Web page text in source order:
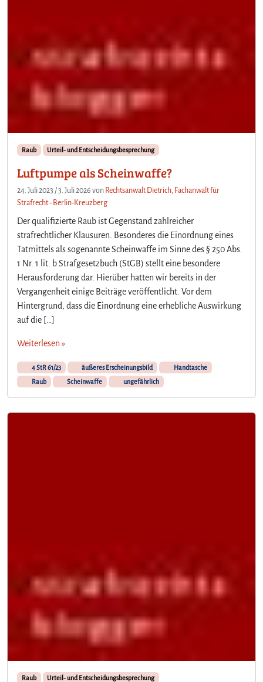
Raub Urteil- und Entscheidungsbesprechung
Luftpumpe als Scheinwaffe?
24. Juli 2023 /3. Juli 2026 von Rechtsanwalt Dietrich, Fachanwalt für
Strafrecht - Berlin-Kreuzberg
Der qualifizierte Raub ist Gegenstand zahlreicher
strafrechtlicher Klausuren. Besonderes die Einordnung eines
Tatmittels als sogenannte Scheinwaffe im Sinne des § 250 Abs.
1 Nr. 1 lit. b Strafgesetzbuch (StGB) stellt eine besondere
Herausforderung dar. Hierüber hatten wir bereits in der
Vergangenheit einige Beiträge veröffentlicht. Vor dem
Hintergrund, dass die Einordnung eine erhebliche Auswirkung
auf die […]
Weiterlesen »
4 StR 61/23 äußeres Erscheinungsbild
Handtasche
Raub
Scheinwaffe ungefährlich
Raub Urteil- und Entscheidungsbesprechung